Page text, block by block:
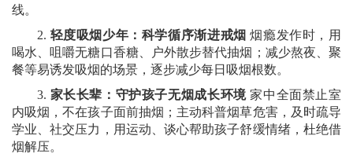
线。
2. 轻度吸烟少年：科学循序渐进戒烟 烟瘾发作时，用
喝水、咀嚼无糖口香糖、户外散步替代抽烟；减少熬夜、聚
餐等易诱发吸烟的场景，逐步减少每日吸烟根数。
3. 家长长辈：守护孩子无烟成长环境 家中全面禁止室
内吸烟，不在孩子面前抽烟；主动科普烟草危害，及时疏导
学业、社交压力，用运动、谈心帮助孩子舒缓情绪，杜绝借
烟解压。